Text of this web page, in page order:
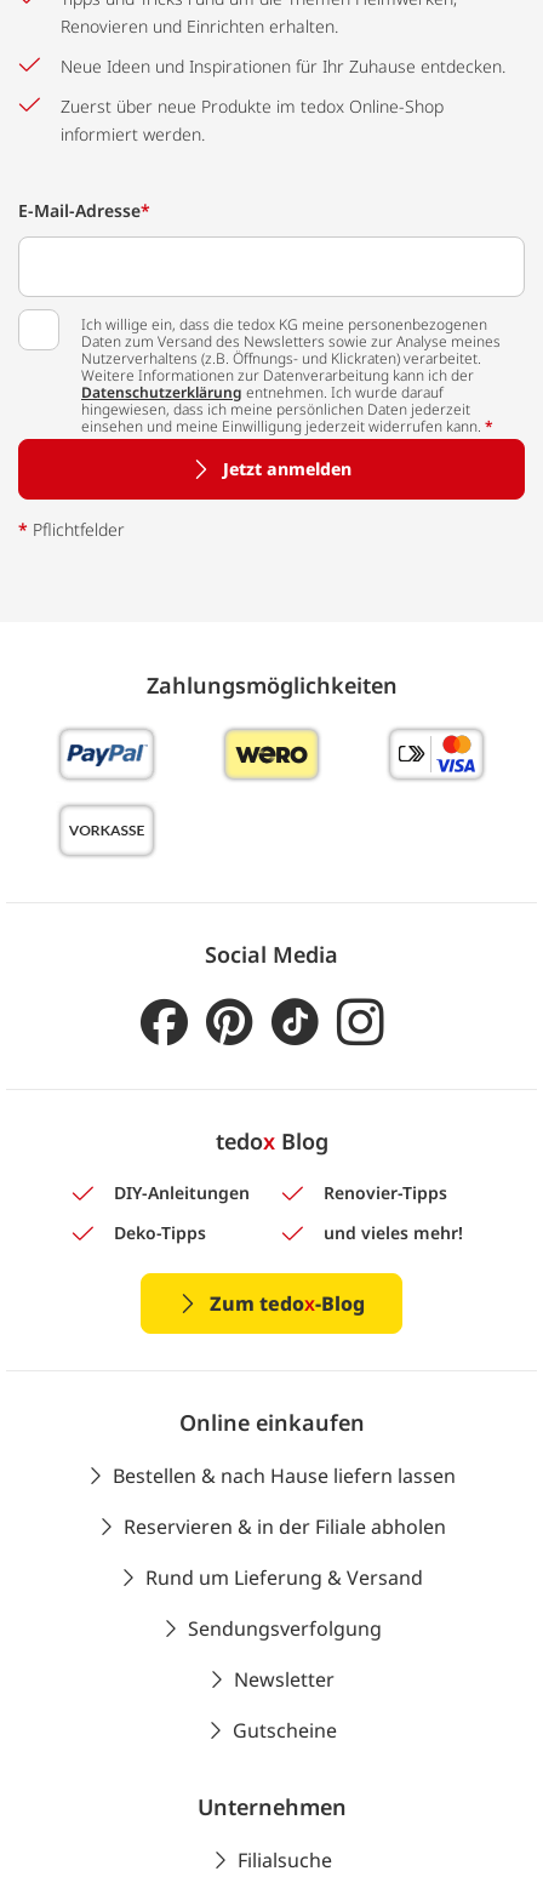
Renovieren und Einrichten erhalten.
Neue Ideen und Inspirationen für Ihr Zuhause entdecken.
Zuerst über neue Produkte im tedox Online-Shop
informiert werden.
E-Mail-Adresse*
Ich willige ein, dass die tedox KG meine personenbezogenen
Daten zum Versand des Newsletters sowie zur Analyse meines
Nutzerverhaltens (z.B. Öffnungs- und Klickraten) verarbeitet.
Weitere Informationen zur Datenverarbeitung kann ich der
Datenschutzerklärung entnehmen. Ich wurde darauf
hingewiesen, dass ich meine persönlichen Daten jederzeit
einsehen und meine Einwilligung jederzeit widerrufen kann. *
Jetzt anmelden
* Pflichtfelder
Zahlungs­möglich­keiten
Social Media
tedoxBlog
DIY-Anleitungen
Renovier-Tipps
Deko-Tipps
und vieles mehr!
Zum tedox-Blog
Online einkaufen
Bestellen & nach Hause liefern lassen
Reservieren & in der Filiale abholen
Rund um Lieferung & Versand
Sendungsverfolgung
Newsletter
Gutscheine
Unternehmen
Filialsuche